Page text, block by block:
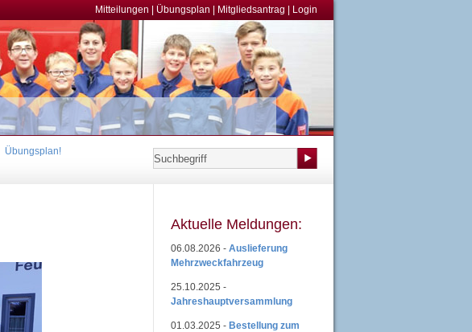
Mitteilungen Übungsplan Mitgliedsantrag Login
Übungsplan!
Aktuelle Meldungen:
06.08.2026 - Auslieferung
Mehrzweckfahrzeug
25.10.2025 -
Jahreshauptversammlung
01.03.2025 - Bestellung zum